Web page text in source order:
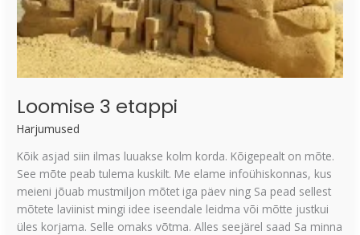
Loomise 3 etappi
Harjumused
Kõik asjad siin ilmas luuakse kolm korda. Kõigepealt on mõte.
See mõte peab tulema kuskilt. Me elame infoühiskonnas, kus
meieni jõuab mustmiljon mõtet iga päev ning Sa pead sellest
mõtete laviinist mingi idee iseendale leidma või mõtte justkui
üles korjama. Selle omaks võtma. Alles seejärel saad Sa minna